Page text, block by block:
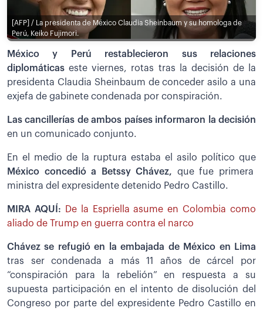
[AFP] / La presidenta de México Claudia Sheinbaum y su homologa de
Perú, Keiko Fujimori.
México y Perú restablecieron sus relaciones
diplomáticaseste viernes, rotas tras la decisión de la
presidenta Claudia Sheinbaum de conceder asilo a una
exjefa de gabinete condenada por conspiración.
Las cancillerías de ambos países informaron la decisión
en un comunicado conjunto.
En el medio de la ruptura estaba el asilo político que
México concedió a Betssy Chávez, que fue primera
ministra del expresidente detenido Pedro Castillo.
MIRA AQUÍ:
De la Espriella asume en Colombia como
aliado de Trump en guerra contra el narco
Chávez se refugió en la embajada de México en Lima
tras ser condenada a más 11 años de cárcel por
“conspiración para la rebelión” en respuesta a su
supuesta participación en el intento de disolución del
Congreso por parte del expresidente Pedro Castillo en